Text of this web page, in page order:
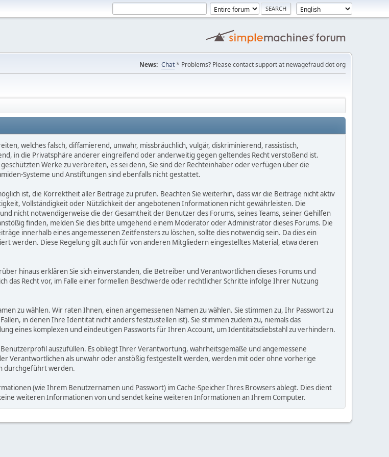
News: Chat* Problems? Please contact support at newagefraud dot org
welches falsch, diffamierend, unwahr, missbräuchlich, vulgär, diskriminierend, rassistisch,
in die Privatsphäre anderer eingreifend oder anderweitig gegen geltendes Recht verstoßend ist.
Werke zu verbreiten, es sei denn, Sie sind der Rechteinhaber oder verfügen über die
Systeme und Anstiftungen sind ebenfalls nicht gestattet.
ist, die Korrektheit aller Beiträge zu prüfen. Beachten Sie weiterhin, dass wir die Beiträge nicht aktiv
Vollständigkeit oder Nützlichkeit der angebotenen Informationen nicht gewährleisten. Die
nicht notwendigerweise die der Gesamtheit der Benutzer des Forums, seines Teams, seiner Gehilfen
finden, melden Sie dies bitte umgehend einem Moderator oder Administrator dieses Forums. Die
innerhalb eines angemessenen Zeitfensters zu löschen, sollte dies notwendig sein. Da dies ein
werden. Diese Regelung gilt auch für von anderen Mitgliedern eingestelltes Material, etwa deren
hinaus erklären Sie sich einverstanden, die Betreiber und Verantwortlichen dieses Forums und
das Recht vor, im Falle einer formellen Beschwerde oder rechtlicher Schritte infolge Ihrer Nutzung
zu wählen. Wir raten Ihnen, einen angemessenen Namen zu wählen. Sie stimmen zu, Ihr Passwort zu
in denen Ihre Identität nicht anders festzustellen ist). Sie stimmen zudem zu, niemals das
eines komplexen und eindeutigen Passworts für Ihren Account, um Identitätsdiebstahl zu verhindern.
auszufüllen. Es obliegt Ihrer Verantwortung, wahrheitsgemäße und angemessene
Verantwortlichen als unwahr oder anstößig festgestellt werden, werden mit oder ohne vorherige
durchgeführt werden.
(wie Ihrem Benutzernamen und Passwort) im Cache-Speicher Ihres Browsers ablegt. Dies dient
weiteren Informationen von und sendet keine weiteren Informationen an Ihrem Computer.